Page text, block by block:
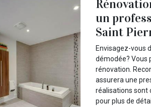
un
Saint
Envisagez-vous
démodée? Vous
rénovation.
assurera une
réalisations sont
pour plus de